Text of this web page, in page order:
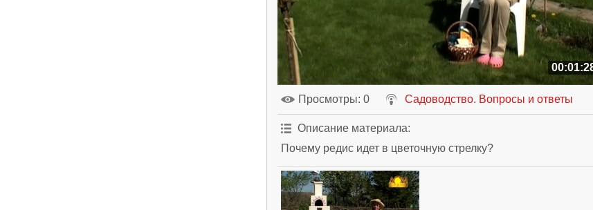
Просмотры: 0 Садоводство. Вопросы и ответы
Описание материала:
Почему редис идет в цветочную стрелку?